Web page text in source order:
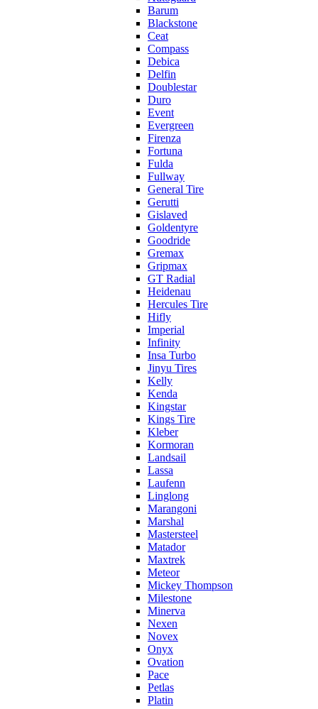
Barum
Blackstone
Ceat
Compass
Debica
Delfin
Doublestar
Duro
Event
Evergreen
Firenza
Fortuna
Fulda
Fullway
General Tire
Gerutti
Gislaved
Goldentyre
Goodride
Gremax
Gripmax
GT Radial
Heidenau
Hercules Tire
Hifly
Imperial
Infinity
Insa Turbo
Jinyu Tires
Kelly
Kenda
Kingstar
Kings Tire
Kleber
Kormoran
Landsail
Lassa
Laufenn
Linglong
Marangoni
Marshal
Mastersteel
Matador
Maxtrek
Meteor
Mickey Thompson
Milestone
Minerva
Nexen
Novex
Onyx
Ovation
Pace
Petlas
Platin